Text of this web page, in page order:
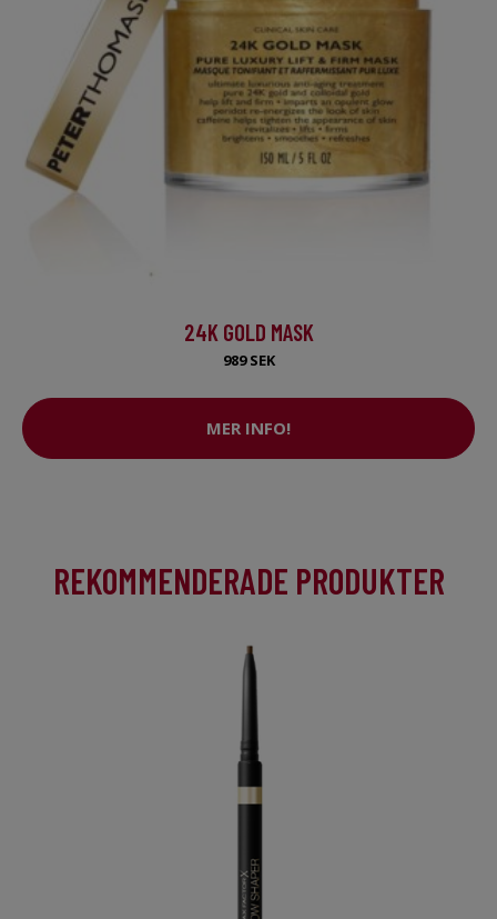
24K GOLD MASK
989 SEK
MER INFO!
REKOMMENDERADE PRODUKTER